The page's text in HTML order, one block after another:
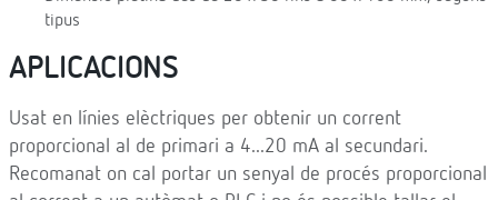
tipus
APLICACIONS
Usat en línies elèctriques per obtenir un corrent
proporcional al de primari a 4...20 mA al secundari.
Recomanat on cal portar un senyal de procés proporcional